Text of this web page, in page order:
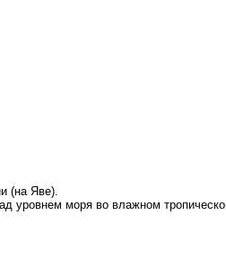
(на Яве).
моря во влажном